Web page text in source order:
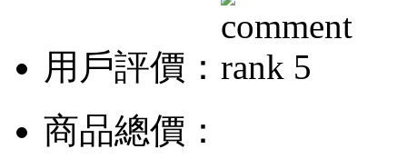
用戶評價：
商品總價：